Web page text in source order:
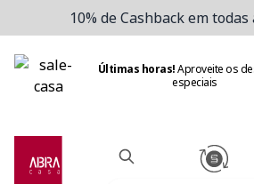
10% de Cashback em todas
Últimas horas!Aproveite os
especiais